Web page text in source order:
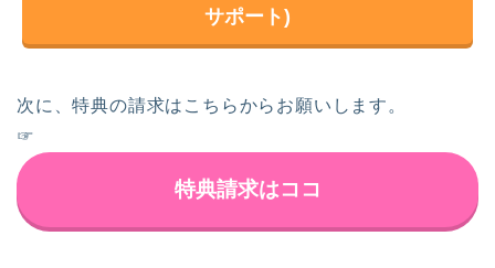
サポート)
次に、特典の請求はこちらからお願いします。
☞
特典請求はココ